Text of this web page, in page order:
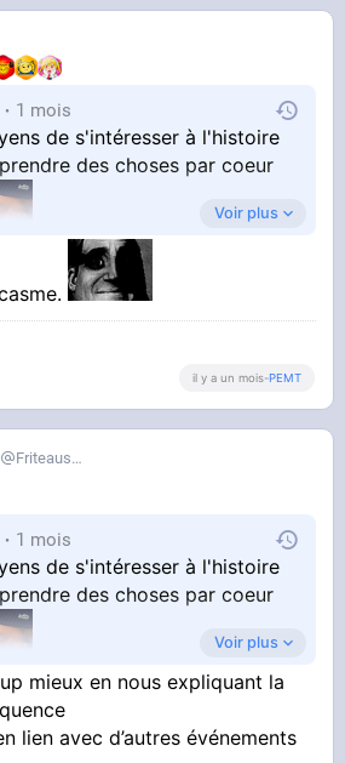
1 mois
de s'intéresser à l'histoire
des choses par coeur
comme moi qui ne savent
cœur se retrouvent à rien
pour tout le monde de faire
par coeur si tu savais
Voir plus
il y a un mois-PEMT
Friteausucre
1 mois
de s'intéresser à l'histoire
des choses par coeur
comme moi qui ne savent
cœur se retrouvent à rien
Voir plus
mieux en nous expliquant la
lien avec d’autres événements